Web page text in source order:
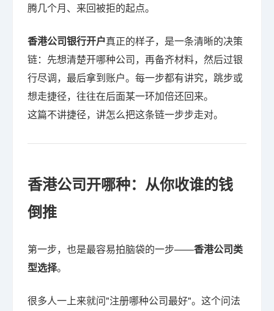
腾几个月、来回被拒的起点。
香港公司银行开户真正的样子，是一条清晰的决策
链：先想清楚开哪种公司，再备齐材料，然后过银
行尽调，最后拿到账户。每一步都有讲究，跳步或
想走捷径，往往在后面某一环加倍还回来。
这篇不讲捷径，讲怎么把这条链一步步走对。
香港公司开哪种：从你收谁的钱
倒推
第一步，也是最容易拍脑袋的一步——香港公司类
型选择。
很多人一上来就问"注册哪种公司最好"。这个问法